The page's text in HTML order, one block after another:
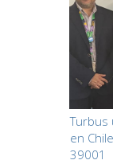
Turbus
en
39001